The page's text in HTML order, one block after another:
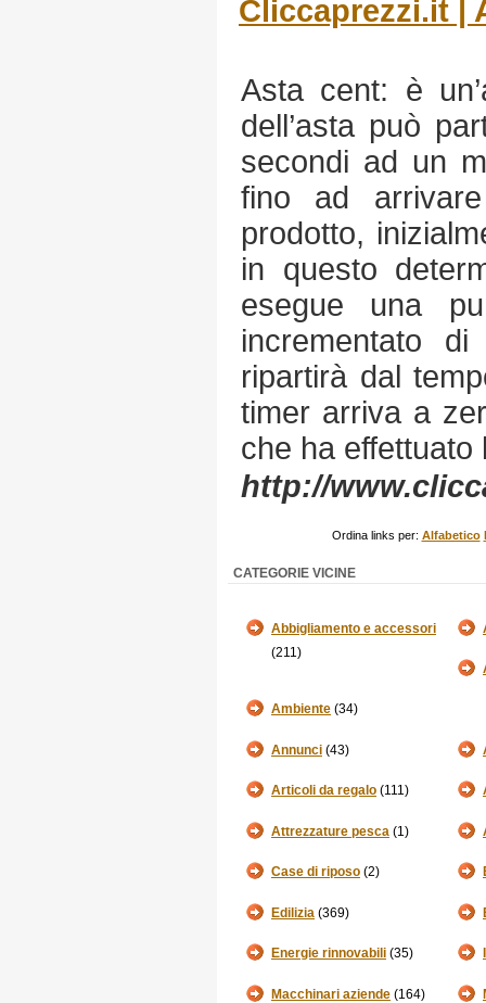
Cliccaprezzi.it |
Asta cent: è
dell’asta può
secondi ad un
fino ad
prodotto,
in questo
esegue una
incrementato
ripartirà dal
timer arriva a
che ha effettuato
http://
Ordina links per: Alfabetico
CATEGORIE VICINE
Abbigliamento e accessori
(211)
Ambiente (34)
Annunci (43)
Articoli da regalo (111)
Attrezzature pesca (1)
Case di riposo (2)
Edilizia (369)
Energie rinnovabili (35)
Macchinari aziende (164)